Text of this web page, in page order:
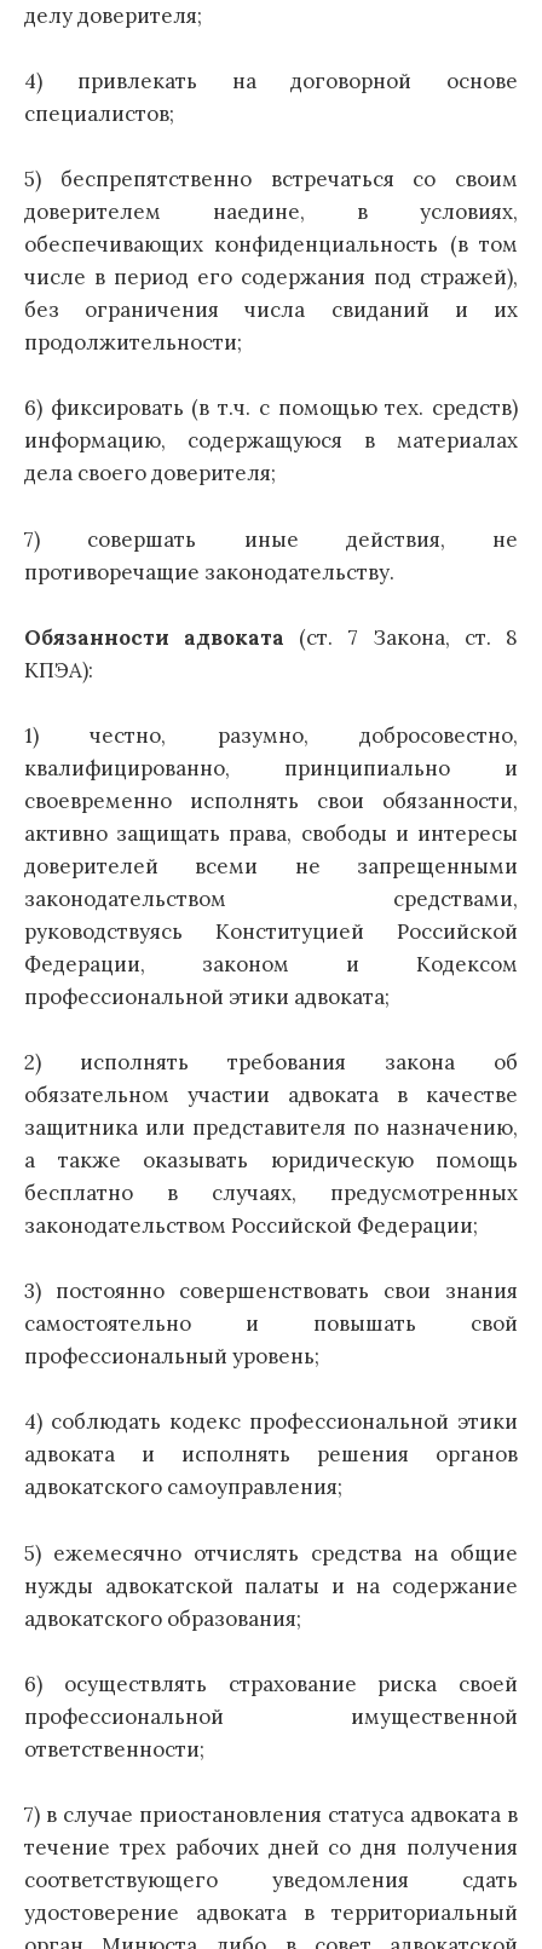
делу доверителя;
4) привлекать на договорной основе
специалистов;
5) беспрепятственно встречаться со своим
доверителем наедине, в условиях,
обеспечивающих конфиденциальность (в том
числе в период его содержания под стражей),
без ограничения числа свиданий и их
продолжительности;
6) фиксировать (в т.ч. с помощью тех. средств)
информацию, содержащуюся в материалах
дела своего доверителя;
7) совершать иные действия, не
противоречащие законодательству.
Обязанности адвоката (ст. 7 Закона, ст. 8
КПЭА):
1) честно, разумно, добросовестно,
квалифицированно, принципиально и
своевременно исполнять свои обязанности,
активно защищать права, свободы и интересы
доверителей всеми не запрещенными
законодательством средствами,
руководствуясь Конституцией Российской
Федерации, законом и Кодексом
профессиональной этики адвоката;
2) исполнять требования закона об
обязательном участии адвоката в качестве
защитника или представителя по назначению,
а также оказывать юридическую помощь
бесплатно в случаях, предусмотренных
законодательством Российской Федерации;
3) постоянно совершенствовать свои знания
самостоятельно и повышать свой
профессиональный уровень;
4) соблюдать кодекс профессиональной этики
адвоката и исполнять решения органов
адвокатского самоуправления;
5) ежемесячно отчислять средства на общие
нужды адвокатской палаты и на содержание
адвокатского образования;
6) осуществлять страхование риска своей
профессиональной имущественной
ответственности;
7) в случае приостановления статуса адвоката в
течение трех рабочих дней со дня получения
соответствующего уведомления сдать
удостоверение адвоката в территориальный